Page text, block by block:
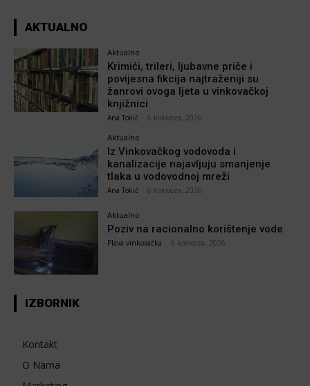
AKTUALNO
Aktualno
Krimići, trileri, ljubavne priče i
povijesna fikcija najtraženiji su
žanrovi ovoga ljeta u vinkovačkoj
knjižnici
Ana Tokić 6 kolovoza, 2026
Aktualno
Iz Vinkovačkog vodovoda i
kanalizacije najavljuju smanjenje
tlaka u vodovodnoj mreži
Ana Tokić 6 kolovoza, 2026
Aktualno
Poziv na racionalno korištenje vode
Plava vinkovačka 6 kolovoza, 2026
IZBORNIK
Kontakt
O Nama